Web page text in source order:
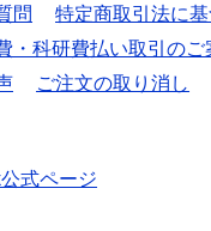
問
特定商取引法に
・科研費払い取引のご
ご注文の取り消し
式ページ